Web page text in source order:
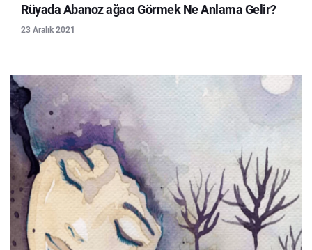
Rüyada Abanoz ağacı Görmek Ne Anlama Gelir?
23 Aralık 2021